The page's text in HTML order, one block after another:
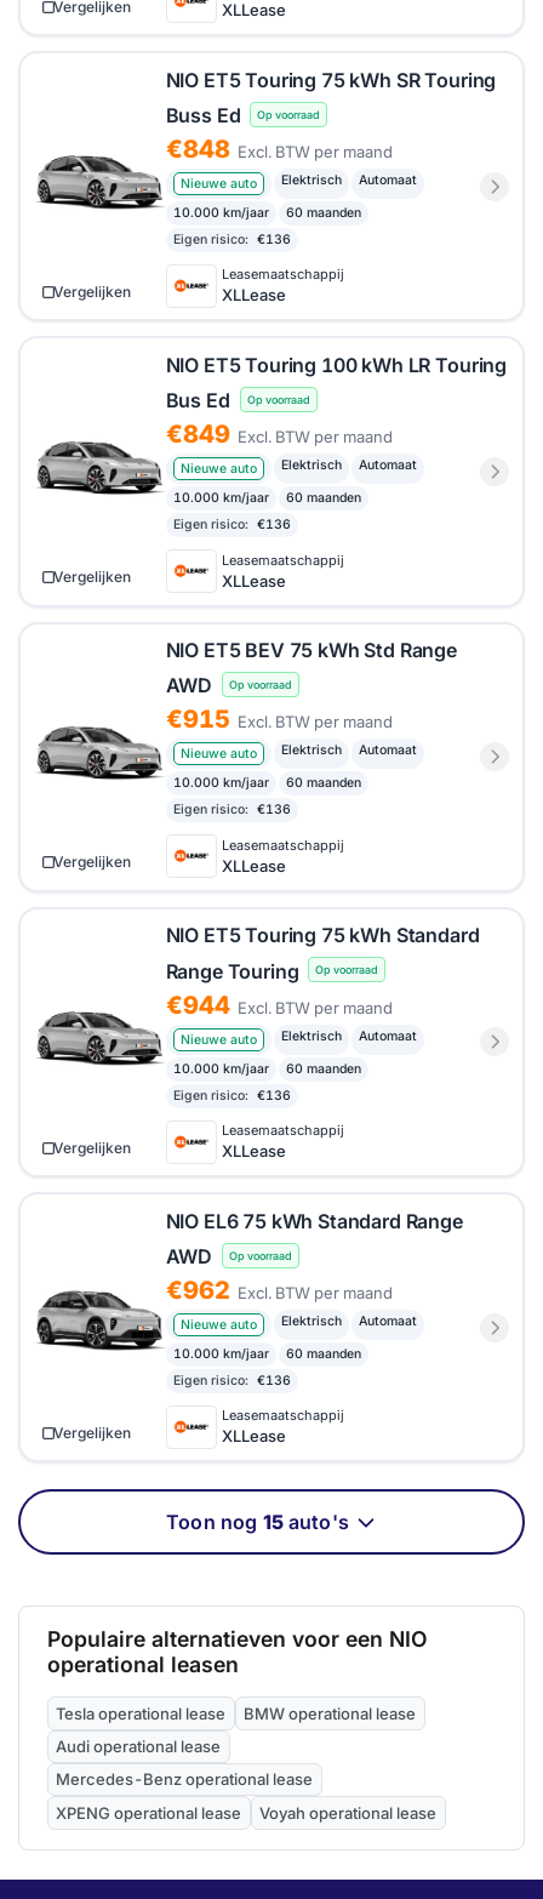
XLLease
Vergelijken
NIO ET5 Touring 75 kWh SR Touring
Buss Ed
Op voorraad
€848 Excl. BTW per maand
Nieuwe auto Elektrisch Automaat
10.000 km/jaar
60 maanden
Eigen risico:
€136
Leasemaatschappij
XLLease
Vergelijken
NIO ET5 Touring 100 kWh LR Touring
Bus Ed
Op voorraad
€849 Excl. BTW per maand
Nieuwe auto Elektrisch Automaat
10.000 km/jaar
60 maanden
Eigen risico:
€136
Leasemaatschappij
XLLease
Vergelijken
NIO ET5 BEV 75 kWh Std Range
AWD
Op voorraad
€915 Excl. BTW per maand
Nieuwe auto Elektrisch Automaat
10.000 km/jaar
60 maanden
Eigen risico:
€136
Leasemaatschappij
XLLease
Vergelijken
NIO ET5 Touring 75 kWh Standard
Range Touring
Op voorraad
€944 Excl. BTW per maand
Nieuwe auto Elektrisch Automaat
10.000 km/jaar
60 maanden
Eigen risico:
€136
Leasemaatschappij
XLLease
Vergelijken
NIO EL6 75 kWh Standard Range
AWD
Op voorraad
€962 Excl. BTW per maand
Nieuwe auto Elektrisch Automaat
10.000 km/jaar
60 maanden
Eigen risico:
€136
Leasemaatschappij
XLLease
Vergelijken
Toon nog 15auto's
Populaire alternatieven voor een NIO
operational leasen
Tesla operational lease
BMW operational lease
Audi operational lease
Mercedes-Benz operational lease
XPENG operational lease
Voyah operational lease